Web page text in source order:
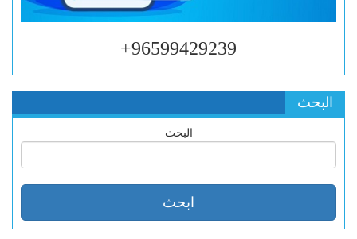
96599429239+
البحث
البحث